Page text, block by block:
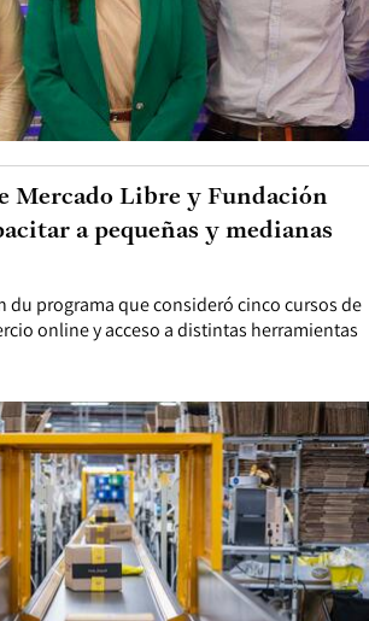
du programa que consideró cinco cursos de
online y acceso a distintas herramientas
Mercado Libre y Fundación
a pequeñas y medianas